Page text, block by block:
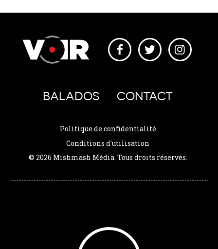
BALADOS CONTACT
Politique de confidentialité
Conditions d'utilisation
© 2026 Mishmash Média. Tous droits réservés.